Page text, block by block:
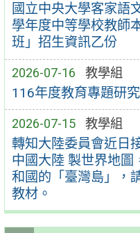
國立中央大學客家語
學年度中等學校教師
班」招生資訊乙份
2026-07-16 教學組
116年度教育專題研
2026-07-15 教學組
轉知大陸委員會近日
中國大陸 製世界地圖
和國的「臺灣島」，
教材。